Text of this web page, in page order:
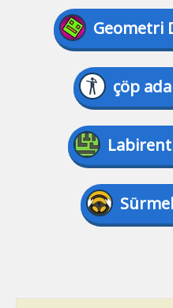
Geometri
çöp